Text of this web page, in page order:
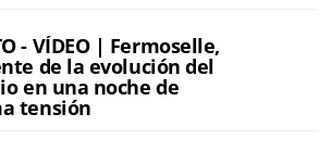
- VÍDEO | Fermoselle,
de la evolución del
en una noche de
tensión